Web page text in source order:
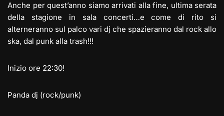
Anche per quest’anno siamo arrivati alla fine, ultima serata
della stagione in sala concerti…e come di rito si
alterneranno sul palco vari dj che spazieranno dal rock allo
ska, dal punk alla trash!!!
Inizio ore 22:30!
Panda dj (rock/punk)